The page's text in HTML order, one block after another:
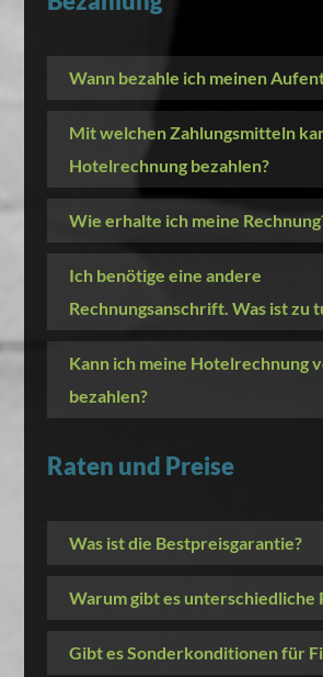
Wann bezahle ich meinen
Mit welchen Zahlungsmitteln
Hotelrechnung bezahlen?
Wie erhalte ich meine
Ich benötige eine andere
Rechnungsanschrift. Was ist zu
Kann ich meine Hotelrechnung
bezahlen?
Raten und Preise
Was ist die Bestpreisgarantie?
Warum gibt es unterschiedliche
Gibt es Sonderkonditionen für